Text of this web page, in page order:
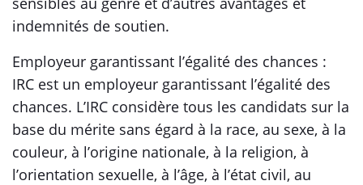
indemnités de soutien.
Employeur garantissant l’égalité des chances :
IRC est un employeur garantissant l’égalité des
chances. L’IRC considère tous les candidats sur la
base du mérite sans égard à la race, au sexe, à la
couleur, à l’origine nationale, à la religion, à
l’orientation sexuelle, à l’âge, à l’état civil, au